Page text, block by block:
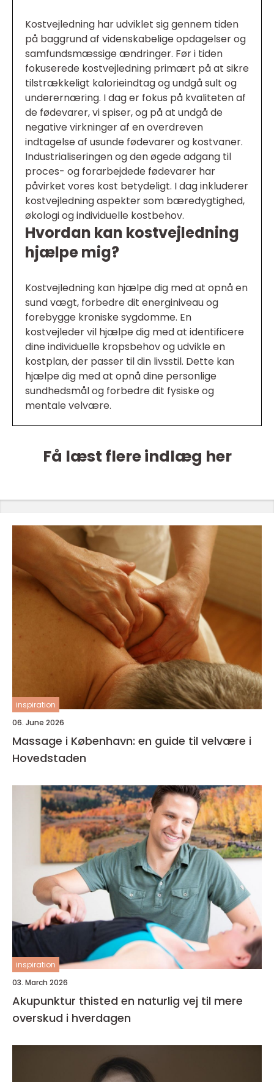
Kostvejledning har udviklet sig gennem tiden
på baggrund af videnskabelige opdagelser og
samfundsmæssige ændringer. Før i tiden
fokuserede kostvejledning primært på at sikre
tilstrækkeligt kalorieindtag og undgå sult og
underernæring. I dag er fokus på kvaliteten af
de fødevarer, vi spiser, og på at undgå de
negative virkninger af en overdreven
indtagelse af usunde fødevarer og kostvaner.
Industrialiseringen og den øgede adgang til
proces- og forarbejdede fødevarer har
påvirket vores kost betydeligt. I dag inkluderer
kostvejledning aspekter som bæredygtighed,
økologi og individuelle kostbehov.
Hvordan kan kostvejledning
hjælpe mig?
Kostvejledning kan hjælpe dig med at opnå en
sund vægt, forbedre dit energiniveau og
forebygge kroniske sygdomme. En
kostvejleder vil hjælpe dig med at identificere
dine individuelle kropsbehov og udvikle en
kostplan, der passer til din livsstil. Dette kan
hjælpe dig med at opnå dine personlige
sundhedsmål og forbedre dit fysiske og
mentale velvære.
Få læst flere indlæg her
inspiration
06. June 2026
Massage i København: en guide til velvære i
Hovedstaden
inspiration
03. March 2026
Akupunktur thisted en naturlig vej til mere
overskud i hverdagen